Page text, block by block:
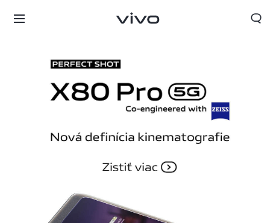
Slovakia | Vybrať krajinu/región